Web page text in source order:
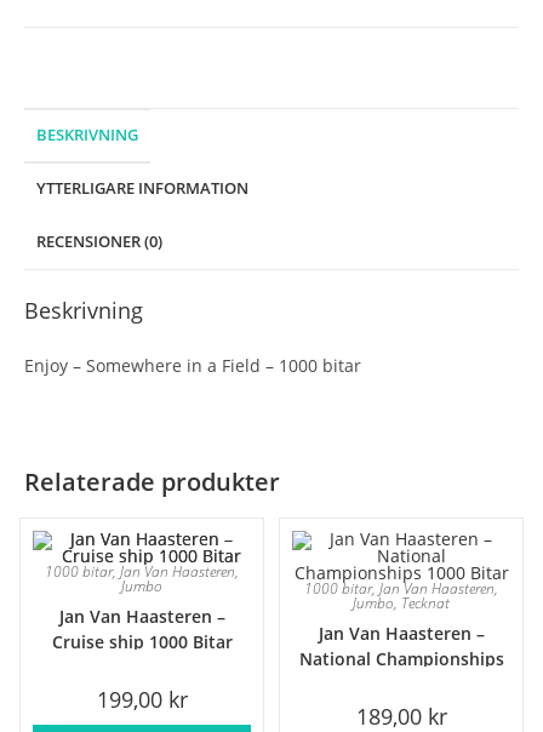
BESKRIVNING
YTTERLIGARE INFORMATION
RECENSIONER (0)
Beskrivning
Enjoy – Somewhere in a Field – 1000 bitar
Relaterade produkter
1000 bitar, Jan Van Haasteren,
Jumbo
Jan Van Haasteren –
Cruise ship 1000 Bitar
199,00 kr
1000 bitar, Jan Van Haasteren,
Jumbo, Tecknat
Jan Van Haasteren –
National Championships
189,00 kr